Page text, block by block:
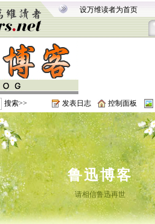
设万维读者为首页
搜索>> 发表日志 控制面板
鲁迅博客
请相信鲁迅再世